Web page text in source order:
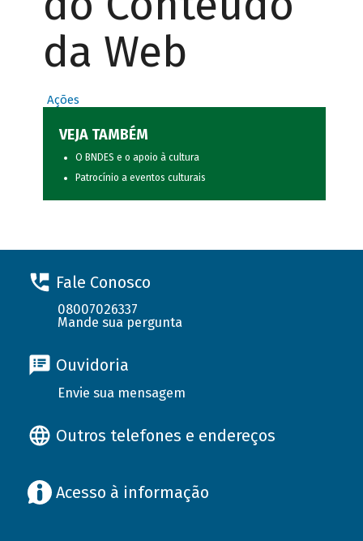
da Web
Ações
VEJA TAMBÉM
O BNDES e o apoio à cultura
Patrocínio a eventos culturais
Fale Conosco
08007026337
Mande sua pergunta
Ouvidoria
Envie sua mensagem
Outros telefones e endereços
Acesso à informação